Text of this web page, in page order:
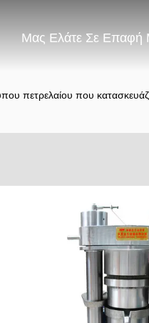
Μας Ελάτε Σε Επαφή
πετρελαίου που